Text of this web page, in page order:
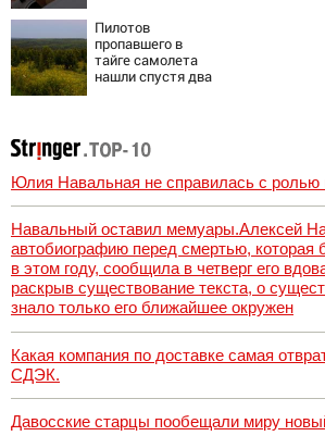
изготовлении
порнографии
Пилотов
пропавшего в
тайге самолета
нашли спустя два
Юлия Навальная не справилась с ролью
Навальный оставил мемуары.Алексей
автобиографию перед смертью, которая
в этом году, сообщила в четверг его
раскрыв существование текста, о
знало только его ближайшее окружен
Какая компания по доставке самая
СДЭК.
Давосские старцы пообещали миру